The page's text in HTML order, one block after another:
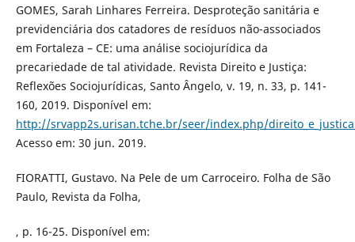
GOMES, Sarah Linhares Ferreira. Desproteção sanitária e
previdenciária dos catadores de resíduos não-associados
em Fortaleza – CE: uma análise sociojurídica da
precariedade de tal atividade. Revista Direito e Justiça:
Reflexões Sociojurídicas, Santo Ângelo, v. 19, n. 33, p. 141-
160, 2019. Disponível em:
http://srvapp2s.urisan.tche.br/seer/index.php/
Acesso em: 30 jun. 2019.
FIORATTI, Gustavo. Na Pele de um Carroceiro. Folha de São
Paulo, Revista da Folha,
, p. 16-25. Disponível em: